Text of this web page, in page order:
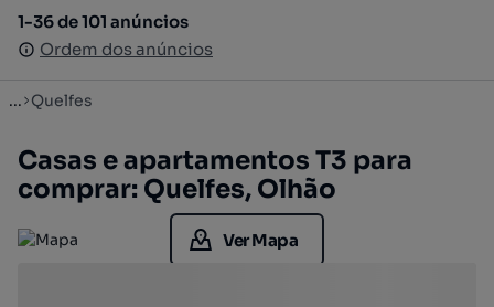
1-36 de 101 anúncios
Ordem dos anúncios
1-36 de 101 anúncios
Ordem dos anúncios
... Quelfes
Casas e apartamentos T3 para
comprar: Quelfes, Olhão
Ver Mapa